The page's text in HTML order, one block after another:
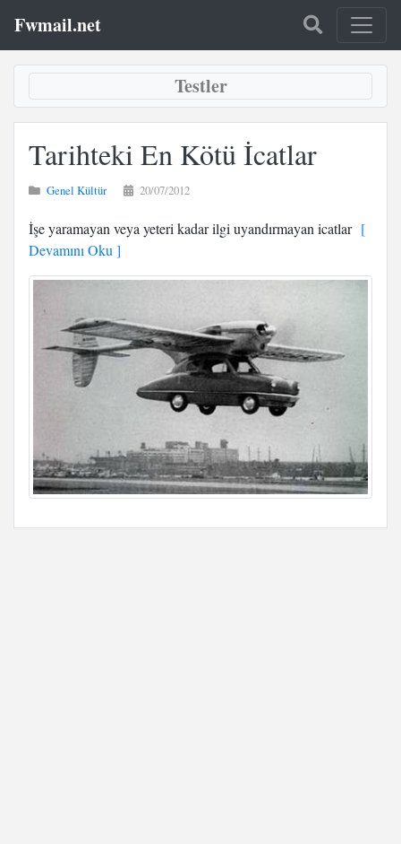
Fwmail.net
Testler
Tarihteki En Kötü İcatlar
Genel Kültür 20/07/2012
İşe yaramayan veya yeteri kadar ilgi uyandırmayan icatlar[
Devamını Oku ]